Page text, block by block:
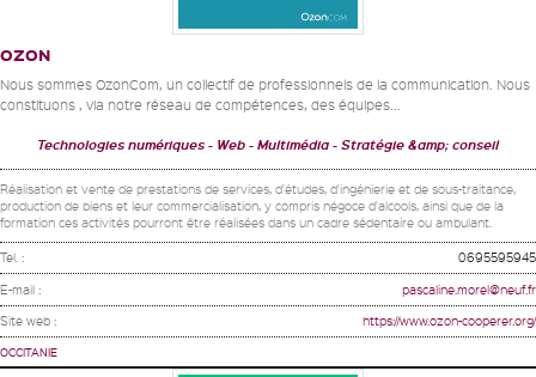
OZON
Nous sommes OzonCom, un collectif de professionnels de la communication. Nous
constituons , via notre réseau de compétences, des équipes...
Technologies numériques Web - Multimédia Stratégie &amp; conseil
Réalisation et vente de prestations de services, d'études, d'ingénierie et de sous-traitance,
production de biens et leur commercialisation, y compris négoce d'alcools, ainsi que de la
formation ces activités pourront être réalisées dans un cadre sédentaire ou ambulant.
Tel. : 0695595945
E-mail : pascaline.morel@neuf.fr
Site web : https://www.ozon-cooperer.org/
OCCITANIE